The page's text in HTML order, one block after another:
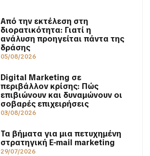
Από την εκτέλεση στη
διορατικότητα: Γιατί η
ανάλυση προηγείται πάντα της
δράσης
05/08/2026
Digital Marketing σε
περιβάλλον κρίσης: Πώς
επιβιώνουν και δυναμώνουν οι
σοβαρές επιχειρήσεις
03/08/2026
Τα βήματα για μια πετυχημένη
στρατηγική E-mail marketing
29/07/2026